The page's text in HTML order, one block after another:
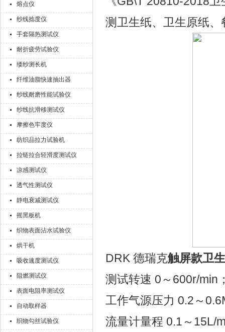
熔点仪
纱线捻度仪
手套隔热测试仪
耐折疲劳试验仪
缕纱测长机
纤维油脂快速抽出器
纱线耐磨性能试验仪
纱线抗滑移测试仪
摩擦色牢度仪
纺织品拉力试验机
拉链拉合轻滑度测试仪
凉感测试仪
透气性测试仪
静电衰减测试仪
摇黑板机
织物表面沾水试验仪
烘干机
吸收速度测试仪
阻燃测试仪
表面电阻率测试仪
自动取样器
织物勾丝试验仪
测卫生纸、卫生原纸
DRK 德瑞克触屏款卫
测试转速 0～600r/min
工作气源压力 0.2～
流量计量程 0.1～15L/